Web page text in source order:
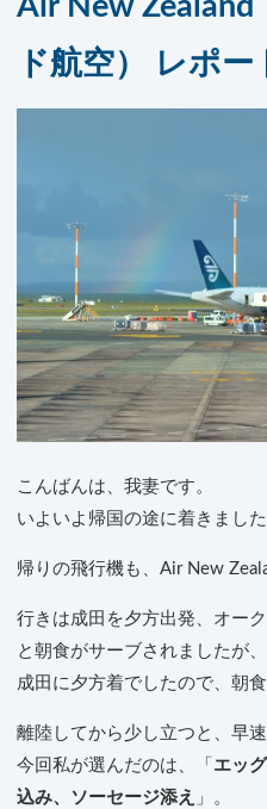
ド航空） レポー
こんばんは、我妻です。
いよいよ帰国の途に着きました
帰りの飛行機も、Air New
行きは成田を夕方出発、オー
と朝食がサーブされましたが
成田に夕方着でしたので、朝
離陸してから少し立つと、早
今回私が選んだのは、「 エッ
込み、ソーセージ添え 」。